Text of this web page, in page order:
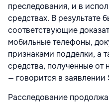
преследования, и в
средствах. В результате
соответствующие
мобильные телефоны,
признаками подделки, а
средства, полученные от
— говорится в заявлении
Расследование